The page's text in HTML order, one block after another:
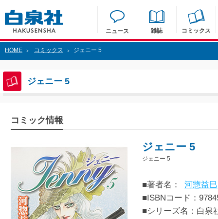
ニュース 雑誌 コミックス
HOME > コミックス > ジェニー 5
ジェニー 5
コミック情報
ジェニー 5
ジェニー 5
■著者名：
河惣益巳
■ISBNコード：
■シリーズ名：白泉